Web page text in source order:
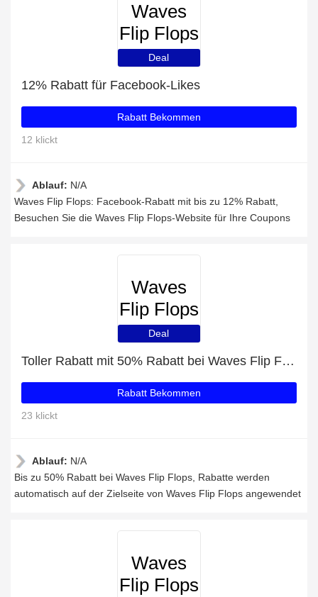
Waves
Flip Flops
Deal
12% Rabatt für Facebook-Likes
Rabatt Bekommen
12 klickt
Ablauf: N/A
Waves Flip Flops: Facebook-Rabatt mit bis zu 12% Rabatt,
Besuchen Sie die Waves Flip Flops-Website für Ihre Coupons
Waves
Flip Flops
Deal
Toller Rabatt mit 50% Rabatt bei Waves Flip Flops
Rabatt Bekommen
23 klickt
Ablauf: N/A
Bis zu 50% Rabatt bei Waves Flip Flops, Rabatte werden
automatisch auf der Zielseite von Waves Flip Flops angewendet
Waves
Flip Flops